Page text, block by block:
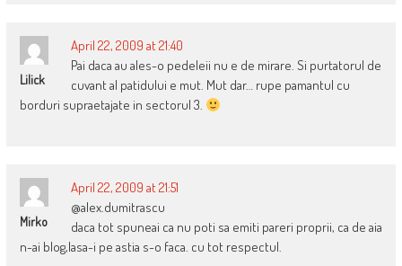
Lilick
April 22, 2009 at 21:40
Pai daca au ales-o pedeleii nu e de mirare. Si purtatorul de
cuvant al patidului e mut. Mut dar… rupe pamantul cu
borduri supraetajate in sectorul 3.
Mirko
April 22, 2009 at 21:51
@alex.dumitrascu
daca tot spuneai ca nu poti sa emiti pareri proprii, ca de aia
n-ai blog,lasa-i pe astia s-o faca. cu tot respectul.